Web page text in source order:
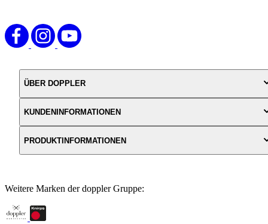
ÜBER DOPPLER
KUNDENINFORMATIONEN
PRODUKTINFORMATIONEN
Weitere Marken der doppler Gruppe: